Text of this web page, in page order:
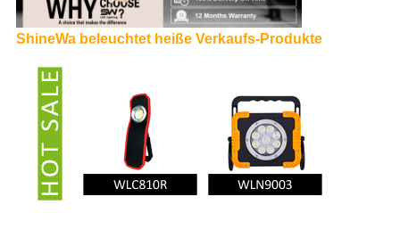
ShineWa beleuchtet heiße Verkaufs-Produkte